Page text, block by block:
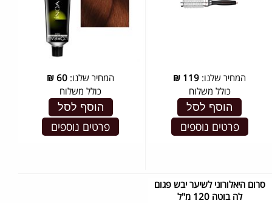
המחיר שלנו: 119
₪
כולל משלוח
הוסף לסל
פרטים נוספים
המחיר שלנו: 60
₪
כולל משלוח
הוסף לסל
פרטים נוספים
סרום היאלורוני לשיער יבש פגום
לה בוטה 120 מ"ל